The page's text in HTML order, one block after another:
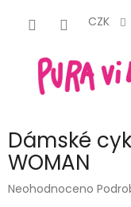
CZK
Dámské
WOMAN
Průměrné
Neohodnoceno